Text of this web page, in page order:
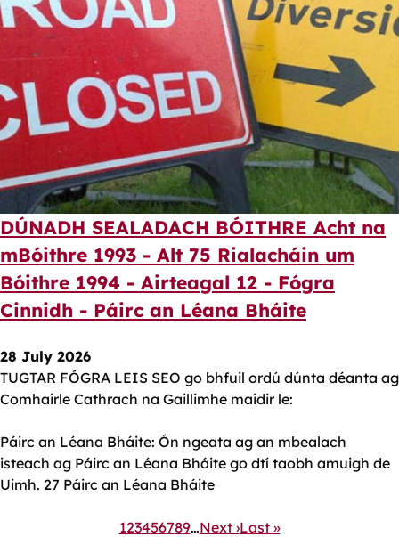
DÚNADH SEALADACH BÓITHRE Acht na
mBóithre 1993 - Alt 75 Rialacháin um
Bóithre 1994 - Airteagal 12 - Fógra
Cinnidh - Páirc an Léana Bháite
28 July 2026
TUGTAR FÓGRA LEIS SEO go bhfuil ordú dúnta déanta ag
Comhairle Cathrach na Gaillimhe maidir le:
Páirc an Léana Bháite: Ón ngeata ag an mbealach
isteach ag Páirc an Léana Bháite go dtí taobh amuigh de
Uimh. 27 Páirc an Léana Bháite
Current
1Page
2Page
3Page
4Page
5Page
6Page
7Page
8Page
9…Next
Next ›Last
Last »